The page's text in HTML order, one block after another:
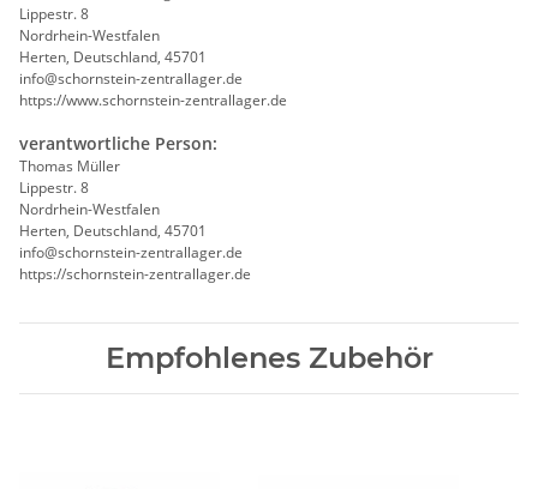
Lippestr. 8
Nordrhein-Westfalen
Herten, Deutschland, 45701
info@schornstein-zentrallager.de
https://www.schornstein-zentrallager.de
verantwortliche Person:
Thomas Müller
Lippestr. 8
Nordrhein-Westfalen
Herten, Deutschland, 45701
info@schornstein-zentrallager.de
https://schornstein-zentrallager.de
Empfohlenes Zubehör